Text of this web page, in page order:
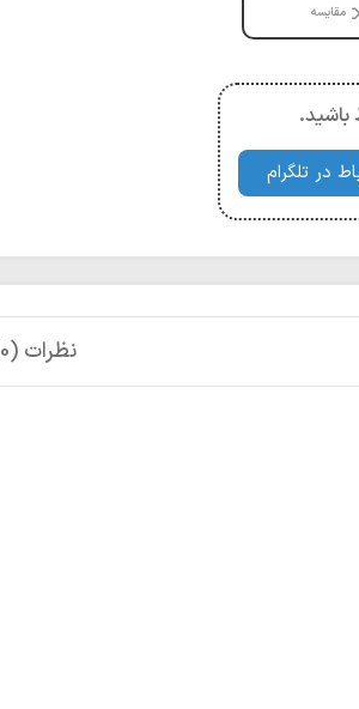
مقایسه
باشید.
در تلگرام
نظرات (0)